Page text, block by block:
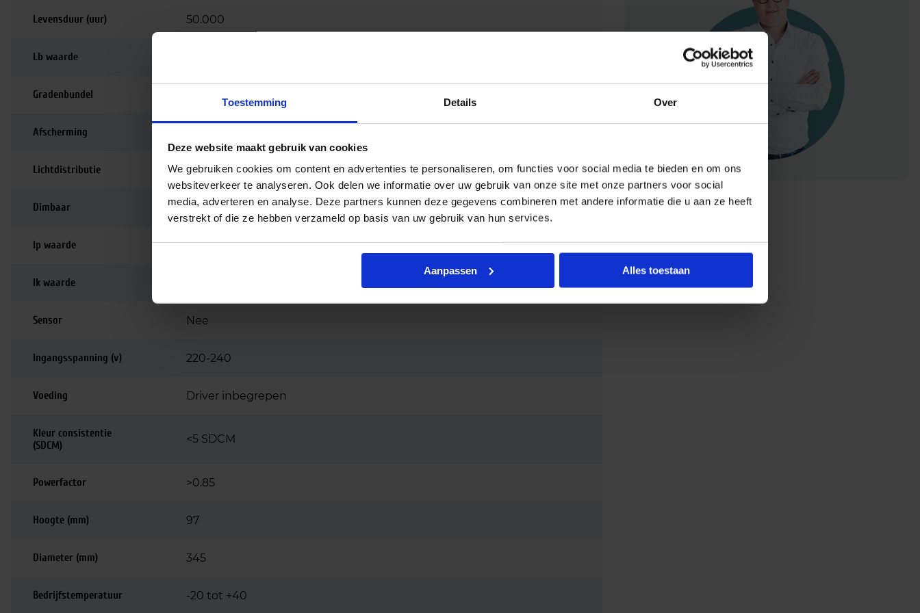
Toestemming Details Over
Deze website maakt gebruik van cookies
We gebruiken cookies om content en advertenties te personaliseren, om functies voor social media te bieden en om ons
websiteverkeer te analyseren. Ook delen we informatie over uw gebruik van onze site met onze partners voor social
media, adverteren en analyse. Deze partners kunnen deze gegevens combineren met andere informatie die u aan ze heeft
verstrekt of die ze hebben verzameld op basis van uw gebruik van hun services.
Aanpassen Alles toestaan
Levensduur (uur) 50.000
Lb waarde
Gradenbundel
Afscherming
Lichtdistributie Symmetrisch
Dimbaar Niet dimbaar
Ip waarde IP44
Ik waarde
Sensor Nee
Ingangsspanning (v) 220-240
Voeding Driver inbegrepen
Kleur consistentie
(SDCM)
<5 SDCM
Powerfactor >0.85
Hoogte (mm) 97
Diameter (mm) 345
Bedrijfstemperatuur -20 tot +40